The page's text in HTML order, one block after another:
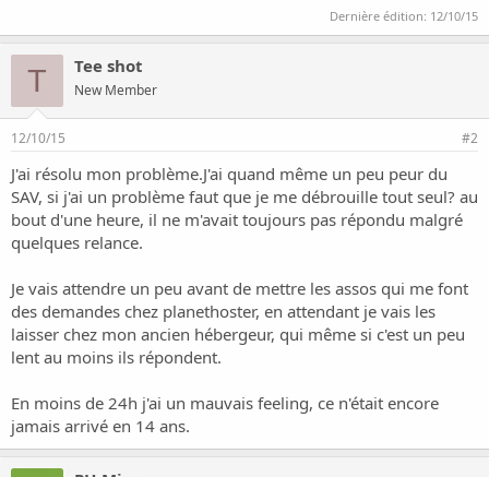
htaccess, pourquoi l'un et pas l'autre? J'ai peut être raté quelque
chose mais je ne vois pas quoi
20:08DM: J'ai supprimé la redirection dans le cpanal et remis le
http://www.synchrolivescore.com$1
20:13DM: y a quelqu'un?
20:19DM: c'est bien une page de chez vous?
http://www.synchrolivescore.fr/cgi-sys/defaultwebpage.cgi
20:20DM: Vous avez disparu depuis 16 mn c'est normal?
20:28DM: bon super le SAV je suis chez vous depuis 24 h et vous
Dernière édition: 12/10/15
T Tee shot
New Member
12/10/15 #2
J'ai résolu mon problème.J'ai quand même un peu peur du
SAV, si j'ai un problème faut que je me débrouille tout seul? au
bout d'une heure, il ne m'avait toujours pas répondu malgré
quelques relance.
Je vais attendre un peu avant de mettre les assos qui me font
des demandes chez planethoster, en attendant je vais les
laisser chez mon ancien hébergeur, qui même si c'est un peu
lent au moins ils répondent.
En moins de 24h j'ai un mauvais feeling, ce n'était encore
jamais arrivé en 14 ans.